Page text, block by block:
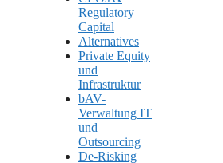
Regulatory
Capital
Alternatives
Private Equity
und
Infrastruktur
bAV-
Verwaltung IT
und
Outsourcing
De-Risking